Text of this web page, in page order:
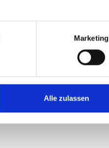
Marketing
Alle zulassen